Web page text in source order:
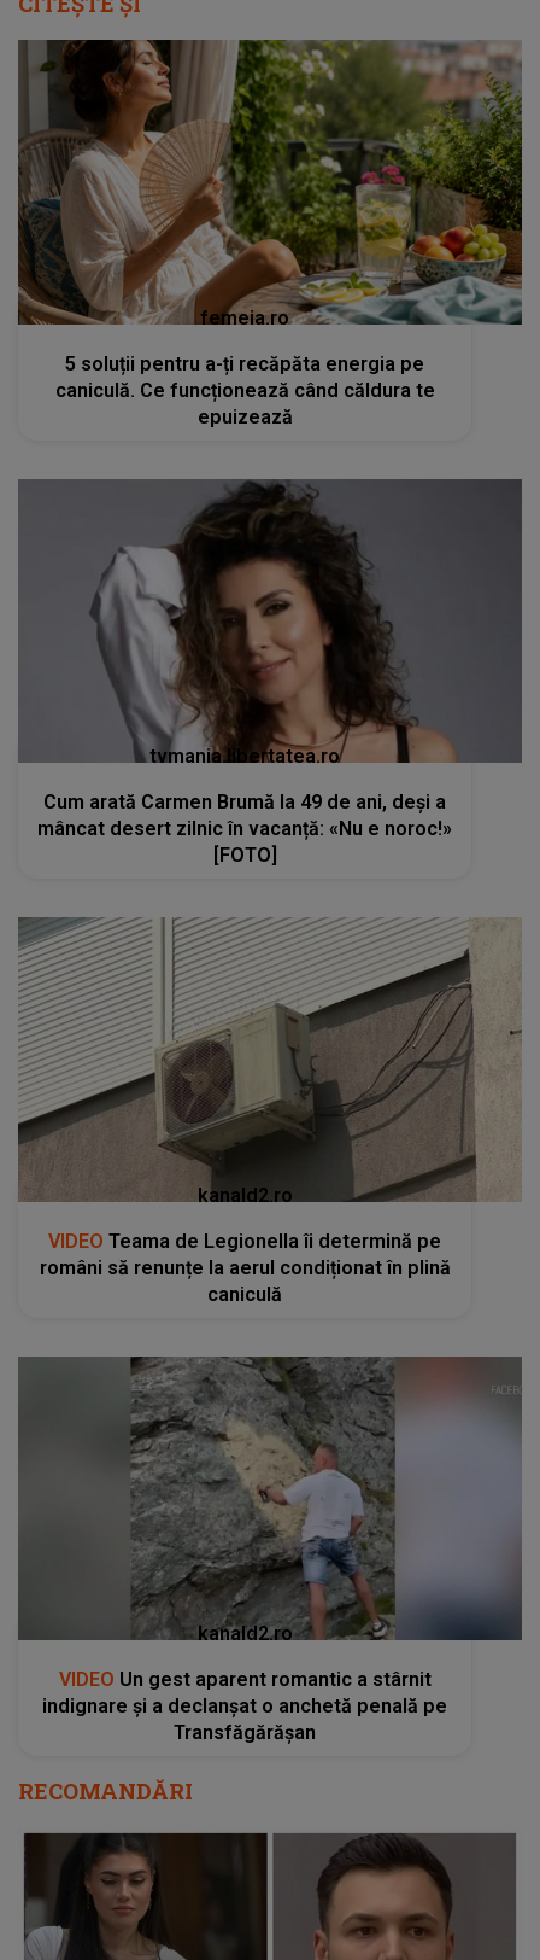
femeia.ro
5 soluții pentru a-ți recăpăta energia pe
caniculă. Ce funcționează când căldura te
epuizează
tvmania.libertatea.ro
Cum arată Carmen Brumă la 49 de ani, deși a
mâncat desert zilnic în vacanță: «Nu e noroc!»
[FOTO]
kanald2.ro
VIDEO Teama de Legionella îi determină pe
români să renunțe la aerul condiționat în plină
caniculă
kanald2.ro
VIDEO Un gest aparent romantic a stârnit
indignare și a declanșat o anchetă penală pe
Transfăgărășan
RECOMANDĂRI